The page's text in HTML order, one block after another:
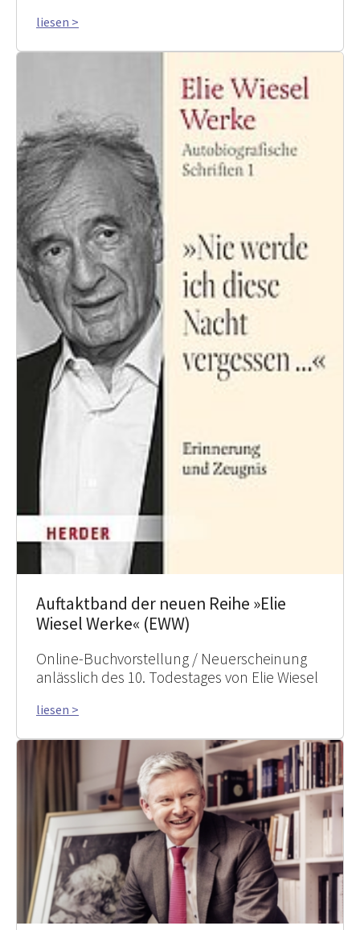
liesen >
Auftaktband der neuen Reihe »Elie
Wiesel Werke« (EWW)
Online-Buchvorstellung / Neuerscheinung
anlässlich des 10. Todestages von Elie Wiesel
liesen >